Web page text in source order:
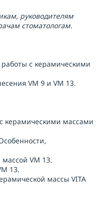
руководителям
стоматологам.
с керамическими
VM 9 и VM 13.
керамическими массами
VM 13.
13.
массы VITA